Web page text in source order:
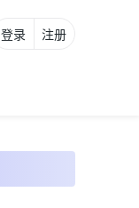
登录 注册